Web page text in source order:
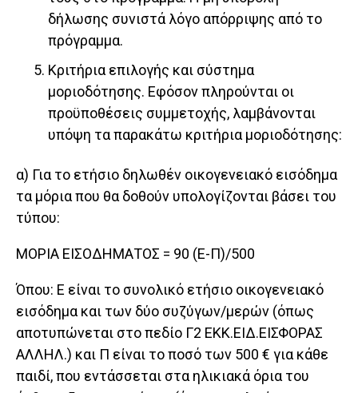
δήλωσης συνιστά λόγο απόρριψης από το
πρόγραμμα.
Κριτήρια επιλογής και σύστημα
μοριοδότησης. Εφόσον πληρούνται οι
προϋποθέσεις συμμετοχής, λαμβάνονται
υπόψη τα παρακάτω κριτήρια μοριοδότησης:
α) Για το ετήσιο δηλωθέν οικογενειακό εισόδημα
τα μόρια που θα δοθούν υπολογίζονται βάσει του
τύπου:
ΜΟΡΙΑ ΕΙΣΟΔΗΜΑΤΟΣ = 90 (Ε-Π)/500
Όπου: Ε είναι το συνολικό ετήσιο οικογενειακό
εισόδημα και των δύο συζύγων/μερών (όπως
αποτυπώνεται στο πεδίο Γ2 ΕΚΚ.ΕΙΔ.ΕΙΣΦΟΡΑΣ
ΑΛΛΗΛ.) και Π είναι το ποσό των 500 € για κάθε
παιδί, που εντάσσεται στα ηλικιακά όρια του